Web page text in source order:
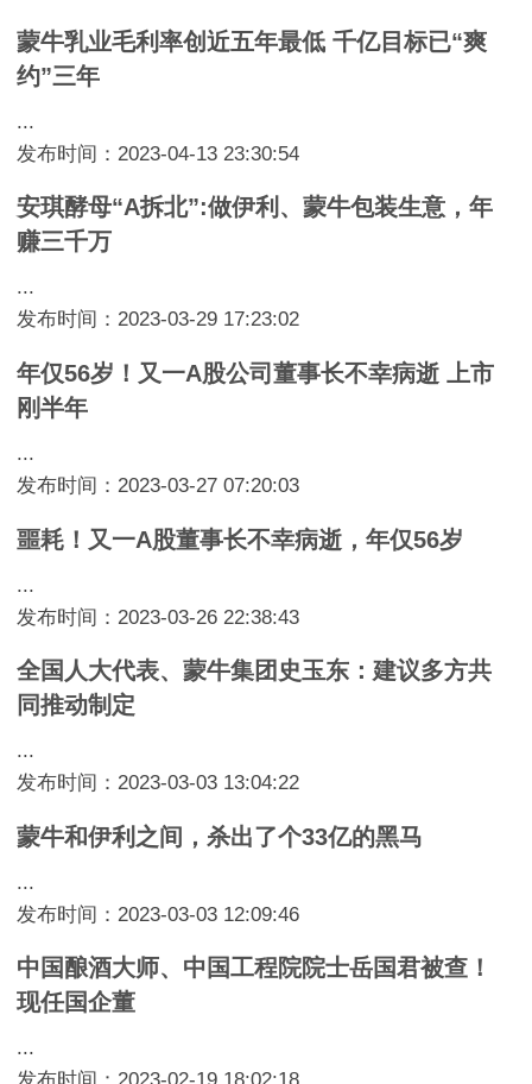
蒙牛乳业毛利率创近五年最低 千亿目标已“爽
约”三年
...
发布时间：2023-04-13 23:30:54
安琪酵母“A拆北”:做伊利、蒙牛包装生意，年
赚三千万
...
发布时间：2023-03-29 17:23:02
年仅56岁！又一A股公司董事长不幸病逝 上市
刚半年
...
发布时间：2023-03-27 07:20:03
噩耗！又一A股董事长不幸病逝，年仅56岁
...
发布时间：2023-03-26 22:38:43
全国人大代表、蒙牛集团史玉东：建议多方共
同推动制定
...
发布时间：2023-03-03 13:04:22
蒙牛和伊利之间，杀出了个33亿的黑马
...
发布时间：2023-03-03 12:09:46
中国酿酒大师、中国工程院院士岳国君被查！
现任国企董
...